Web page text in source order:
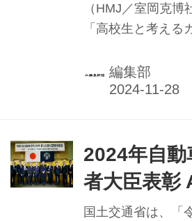
県立矢部高
（HMJ／室岡克博
「高校生と考える
輪車技術・安全運
通学を許可してい
ー「EM1 e:（イー
開発陣による電動
は、次世代を担う
ニュートラル実現
編集部
2024年自
者大臣表彰
普協推薦受
国土交通省は、「